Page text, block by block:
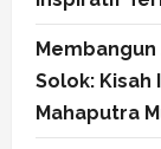
Solok:
Mahaputra